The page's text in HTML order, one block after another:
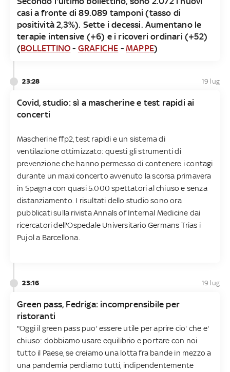
casi a fronte di 89.089 tamponi (tasso di
positività 2,3%). Sette i decessi. Aumentano le
terapie intensive (+6) e i ricoveri ordinari (+52)
(BOLLETTINO - GRAFICHE -MAPPE)
23:28 19 lug
Covid, studio: sì a mascherine e test rapidi ai
concerti
Mascherine ffp2, test rapidi e un sistema di
ventilazione ottimizzato: questi gli strumenti di
prevenzione che hanno permesso di contenere i contagi
durante un maxi concerto avvenuto la scorsa primavera
in Spagna con quasi 5.000 spettatori al chiuso e senza
distanziamento. I risultati dello studio sono ora
pubblicati sulla rivista Annals of Internal Medicine dai
ricercatori dell'Ospedale Universitario Germans Trias i
Pujol a Barcellona.
23:16 19 lug
Green pass, Fedriga: incomprensibile per
ristoranti
"Oggi il green pass puo' essere utile per aprire cio' che e'
chiuso: dobbiamo usare equilibrio e portare con noi
tutto il Paese, se creiamo una lotta fra bande in mezzo a
una pandemia perdiamo tutti, indipendentemente